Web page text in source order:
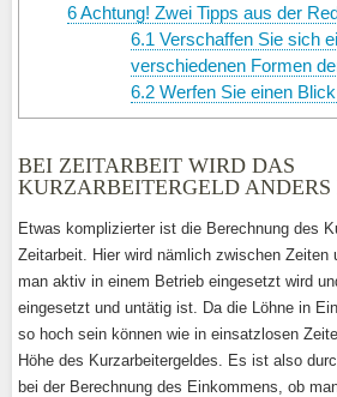
6Achtung! Zwei Tipps aus der
6.1 Verschaffen Sie sich
verschiedenen Formen
6.2Werfen Sie einen
BEI ZEITARBEIT WIRD DAS
KURZARBEITERGELD ANDERS
Etwas komplizierter ist die Berechnung des
Zeitarbeit. Hier wird nämlich zwischen Zeiten
man aktiv in einem Betrieb eingesetzt wird
eingesetzt und untätig ist. Da die Löhne in
so hoch sein können wie in einsatzlosen
Höhe des Kurzarbeitergeldes. Es ist also
bei der Berechnung des Einkommens, ob